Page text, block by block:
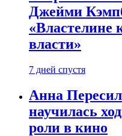
Джейми
«Властелине
власти»
7 дней спустя
Анна
научилась
роли в кино